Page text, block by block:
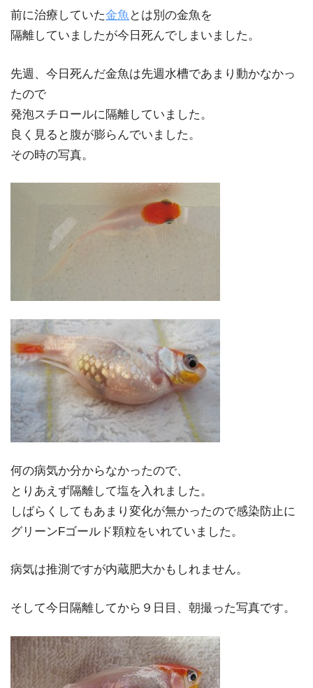
前に治療していた金魚 とは別の金魚を
隔離していましたが今日死んでしまいました。
先週、今日死んだ金魚は先週水槽であまり動かなかっ
たので
発泡スチロールに隔離していました。
良く見ると腹が膨らんでいました。
その時の写真。
何の病気か分からなかったので、
とりあえず隔離して塩を入れました。
しばらくしてもあまり変化が無かったので感染防止に
グリーンFゴールド顆粒をいれていました。
病気は推測ですが内蔵肥大かもしれません。
そして今日隔離してから９日目、朝撮った写真です。